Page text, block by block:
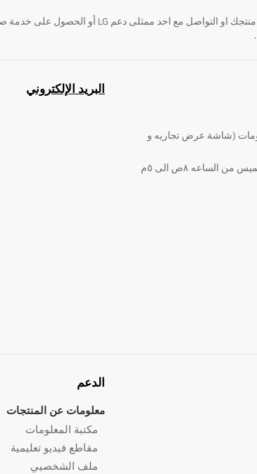
(شاشة عرض تجاريه و
الساعه ٨ص الى ٥م
البريد الإلكتروني
الدعم
معلومات عن المنتجات
مكتبة المعلومات
مقاطع فيديو تعليمية
ملف الشخصيي